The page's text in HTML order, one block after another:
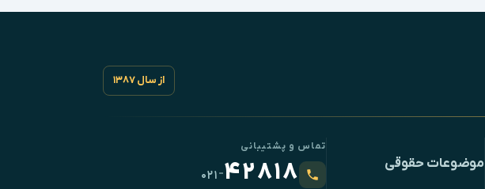
از سال ۱۳۸۷
موضوعات حقوقی
تماس و پشتیبانی
۴۲۸۱۸-۰۲۱